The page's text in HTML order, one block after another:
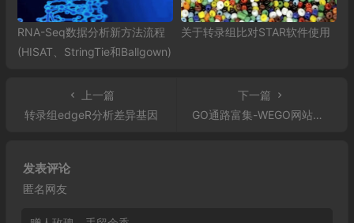
RNA-Seq数据分析新方法流程
(HISAT、StringTie和Ballgown)
关于转录组比对STAR软件使用
上一篇
转录组edgeR分析差异基因
下一篇
GO通路富集-WEGO网站使用
发表评论
匿名网友